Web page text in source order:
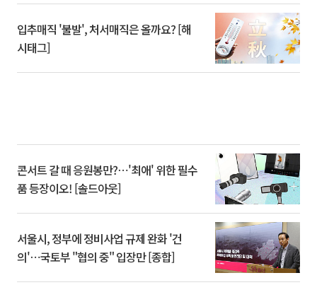
입추매직 '불발', 처서매직은 올까요? [해
시태그]
콘서트 갈 때 응원봉만?⋯'최애' 위한 필수
품 등장이오! [솔드아웃]
서울시, 정부에 정비사업 규제 완화 '건
의'⋯국토부 "협의 중" 입장만 [종합]